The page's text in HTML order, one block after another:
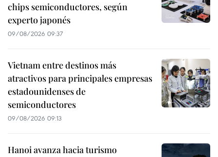
chips semiconductores, según
experto japonés
09/08/2026 09:37
Vietnam entre destinos más
atractivos para principales empresas
estadounidenses de
semiconductores
09/08/2026 09:13
Hanoi avanza hacia turismo